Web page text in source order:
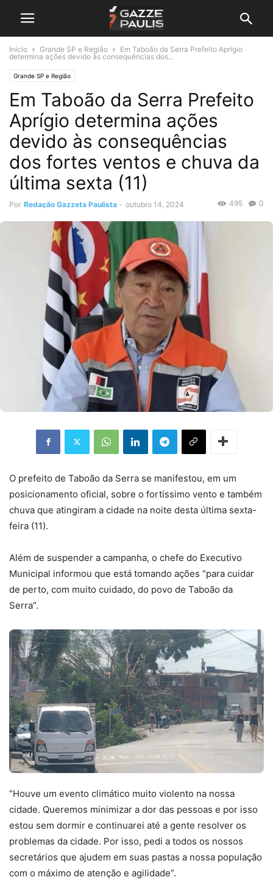
Início Grande SP e Região
Em Taboão da Serra Prefeito Aprígio
determina ações devido às consequências dos...
Grande SP e Região
Em Taboão da Serra Prefeito
Aprígio determina ações
devido às consequências
dos fortes ventos e chuva da
última sexta (11)
Por Redação Gazzeta Paulista - outubro 14, 2024 0
495
O prefeito de Taboão da Serra se manifestou, em um
posicionamento oficial, sobre o fortíssimo vento e também
chuva que atingiram a cidade na noite desta última sexta-
feira (11).
Além de suspender a campanha, o chefe do Executivo
Municipal informou que está tomando ações “para cuidar
de perto, com muito cuidado, do povo de Taboão da
Serra”.
“Houve um evento climático muito violento na nossa
cidade. Queremos minimizar a dor das pessoas e por isso
estou sem dormir e continuarei até a gente resolver os
problemas da cidade. Por isso, pedi a todos os nossos
secretários que ajudem em suas pastas a nossa população
com o máximo de atenção e agilidade”.